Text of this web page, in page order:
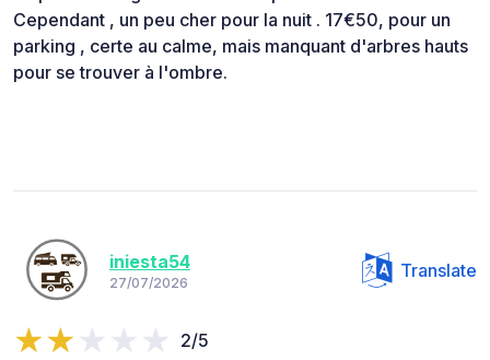
Cependant , un peu cher pour la nuit . 17€50, pour un
parking , certe au calme, mais manquant d'arbres hauts
pour se trouver à l'ombre.
iniesta54
27/07/2026
Translate
2/5